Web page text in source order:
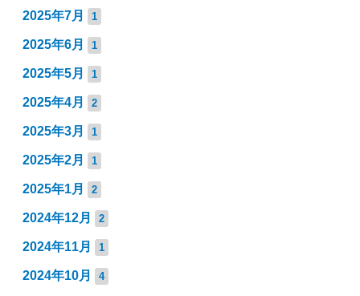
2025年7月 1
2025年6月 1
2025年5月 1
2025年4月 2
2025年3月 1
2025年2月 1
2025年1月 2
2024年12月 2
2024年11月 1
2024年10月 4